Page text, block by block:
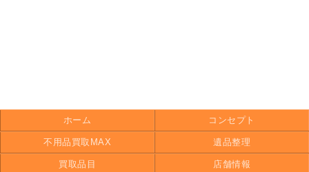
ホーム コンセプト
不用品買取MAX 遺品整理
買取品目 店舗情報